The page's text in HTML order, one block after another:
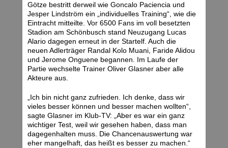
Götze bestritt derweil wie Goncalo Paciencia und
Jesper Lindström ein „individuelles Training“, wie die
Eintracht mitteilte. Vor 6500 Fans im voll besetzten
Stadion am Schönbusch stand Neuzugang Lucas
Alario dagegen erneut in der Startelf. Auch die
neuen Adlerträger Randal Kolo Muani, Faride Alidou
und Jerome Onguene begannen. Im Laufe der
Partie wechselte Trainer Oliver Glasner aber alle
Akteure aus.
„Ich bin nicht ganz zufrieden. Ich denke, dass wir
vieles besser können und besser machen wollten“,
sagte Glasner im Klub-TV: „Aber es war ein ganz
wichtiger Test, weil wir gesehen haben, dass man
dagegenhalten muss. Die Chancenauswertung war
eher mangelhaft, das heißt es besser zu machen.“